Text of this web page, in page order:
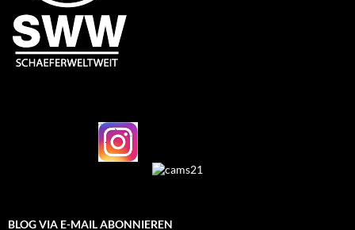
BLOG VIA E-MAIL ABONNIEREN